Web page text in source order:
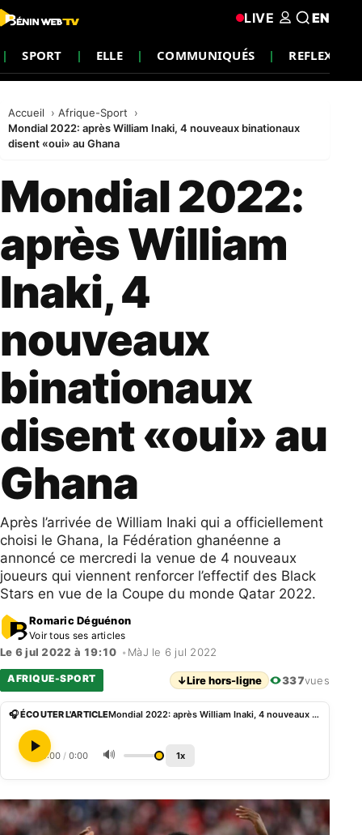
SPORT ELLE COMMUNIQUÉS REFLEXION
LIVE EN
Accueil
Afrique-Sport
Mondial 2022: après William Inaki, 4 nouveaux binationaux
disent «oui» au Ghana
Mondial 2022:
après William
Inaki, 4
nouveaux
binationaux
disent «oui» au
Ghana
Après l’arrivée de William Inaki qui a officiellement
choisi le Ghana, la Fédération ghanéenne a
annoncé ce mercredi la venue de 4 nouveaux
joueurs qui viennent renforcer l’effectif des Black
Stars en vue de la Coupe du monde Qatar 2022.
Romaric Déguénon
Voir tous ses articles
Le 6 jul 2022 à 19:10 • MàJ le 6 jul 2022
AFRIQUE-SPORT ↓Lire hors-ligne 337vues
🎧 ÉCOUTER L'ARTICLE Mondial 2022: après William Inaki, 4 nouveaux binationaux disent «oui» au Ghana
0:00 / 0:00 🔊 1x